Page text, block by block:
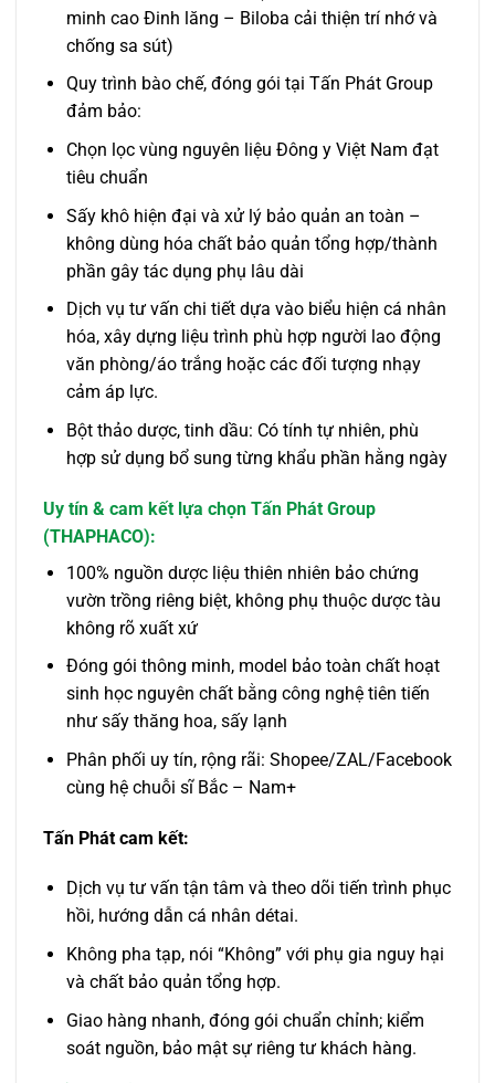
minh cao Đinh lăng – Biloba cải thiện trí nhớ và
chống sa sút)
Quy trình bào chế, đóng gói tại Tấn Phát Group
đảm bảo:
Chọn lọc vùng nguyên liệu Đông y Việt Nam đạt
tiêu chuẩn
Sấy khô hiện đại và xử lý bảo quản an toàn –
không dùng hóa chất bảo quản tổng hợp/thành
phần gây tác dụng phụ lâu dài
Dịch vụ tư vấn chi tiết dựa vào biểu hiện cá nhân
hóa, xây dựng liệu trình phù hợp người lao động
văn phòng/áo trắng hoặc các đối tượng nhạy
cảm áp lực.
Bột thảo dược, tinh dầu: Có tính tự nhiên, phù
hợp sử dụng bổ sung từng khẩu phần hằng ngày
Uy tín & cam kết lựa chọn Tấn Phát Group
(THAPHACO):
100% nguồn dược liệu thiên nhiên bảo chứng
vườn trồng riêng biệt, không phụ thuộc dược tàu
không rõ xuất xứ
Đóng gói thông minh, model bảo toàn chất hoạt
sinh học nguyên chất bằng công nghệ tiên tiến
như sấy thăng hoa, sấy lạnh
Phân phối uy tín, rộng rãi: Shopee/ZAL/Facebook
cùng hệ chuỗi sĩ Bắc – Nam+
Tấn Phát cam kết:
Dịch vụ tư vấn tận tâm và theo dõi tiến trình phục
hồi, hướng dẫn cá nhân détai.
Không pha tạp, nói “Không” với phụ gia nguy hại
và chất bảo quản tổng hợp.
Giao hàng nhanh, đóng gói chuẩn chỉnh; kiểm
soát nguồn, bảo mật sự riêng tư khách hàng.